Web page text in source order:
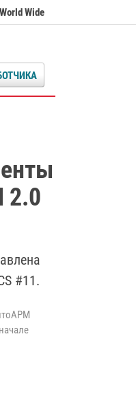
World Wide
2.0
#11.